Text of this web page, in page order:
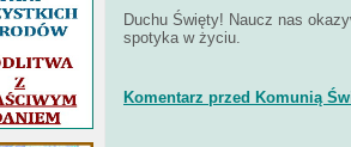
Duchu Święty! Naucz nas
spotyka w życiu.
Komentarz przed Komunią